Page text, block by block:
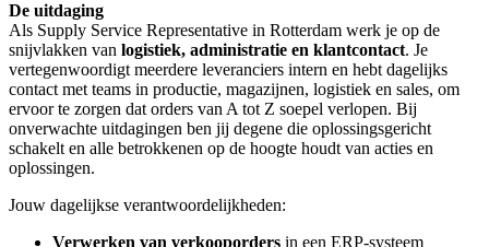
De uitdaging
Als Supply Service Representative in Rotterdam werk je op de
snijvlakken van logistiek, administratie en klantcontact. Je
vertegenwoordigt meerdere leveranciers intern en hebt dagelijks
contact met teams in productie, magazijnen, logistiek en sales, om
ervoor te zorgen dat orders van A tot Z soepel verlopen. Bij
onverwachte uitdagingen ben jij degene die oplossingsgericht
schakelt en alle betrokkenen op de hoogte houdt van acties en
oplossingen.
Jouw dagelijkse verantwoordelijkheden:
Verwerken van verkooporders in een ERP-systeem